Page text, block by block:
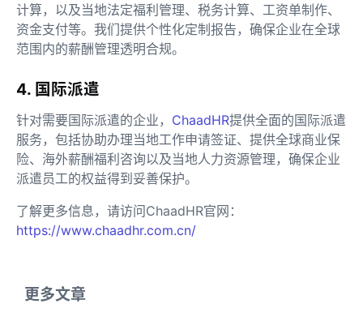
计算，以及当地法定福利管理、税务计算、工资单制作、
资金支付等。我们提供个性化定制报告，确保企业在全球
范围内的薪酬管理透明合规。
4. 国际派遣
针对需要国际派遣的企业， ChaadHR提供全面的国际派遣
服务，包括协助办理当地工作申请签证、提供全球商业保
险、海外薪酬福利咨询以及当地人力资源管理，确保企业
派遣员工的权益得到妥善保护。
了解更多信息，请访问ChaadHR官网：
https://www.chaadhr.com.cn/
更多文章